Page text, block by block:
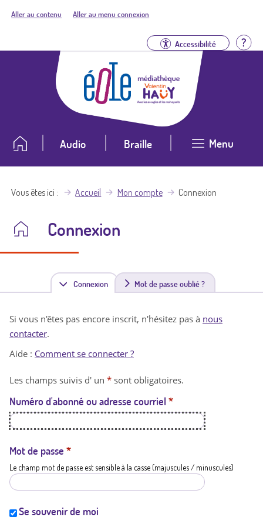
Aller au contenu Aller au menu connexion
Accessibilité
Audio Braille Menu
Vous êtes ici Accueil Mon compte Connexion
Connexion
Connexion(
n
t
a
t
i
Mot de passe oublié ?
Si vous n'êtes pas encore inscrit, n'hésitez pas à nous
contacter.
Aide : Comment se connecter ?
Les champs suivis d' un * sont obligatoires.
Numéro d'abonné ou adresse courriel *
Mot de passe *
Le champ mot de passe est sensible à la casse (majuscules / minuscules)
Se souvenir de moi